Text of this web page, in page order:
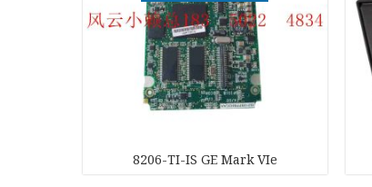
8206-TI-IS GE Mark VIe